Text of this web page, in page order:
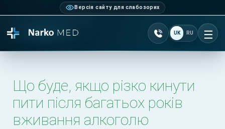
Версія сайту для слабозорих
Зателефонувати +38
UK RU
Що буде, якщо різко кинути
пити після багатьох років
вживання алкоголю